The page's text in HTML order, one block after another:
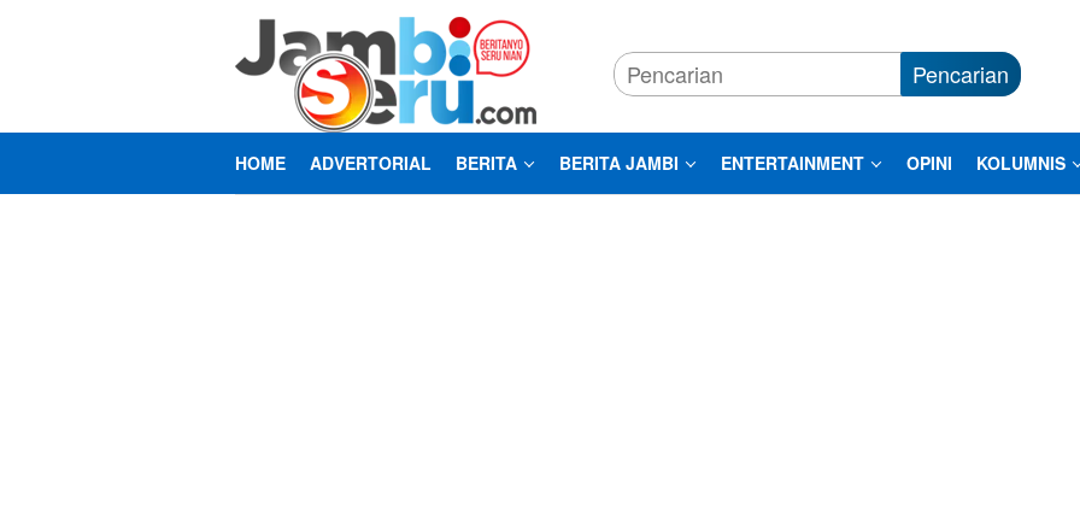
Pencarian
HOME ADVERTORIAL BERITA BERITA JAMBI ENTERTAINMENT OPINI KOLUMNIS